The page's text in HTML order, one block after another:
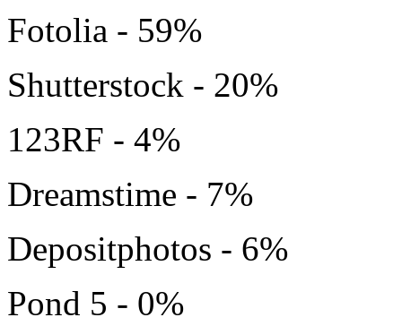
Fotolia - 59%
Shutterstock - 20%
123RF - 4%
Dreamstime - 7%
Depositphotos - 6%
Pond 5 - 0%